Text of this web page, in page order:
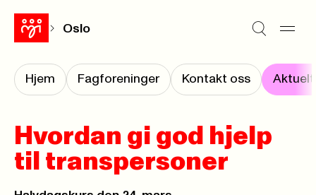
Oslo
Hjem Fagforeninger Kontakt oss Aktuelt
Hvordan gi god hjelp
til transpersoner